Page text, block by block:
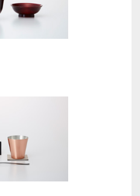
計算しているそう
などでも季節を
トの風鈴で、店
。これは、夏の終
……と思ったとい
から生まれたもの
芸である竹細工が